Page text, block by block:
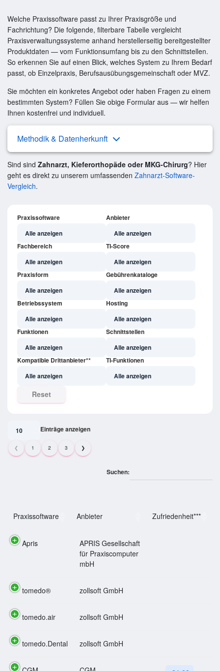
Welche Praxissoftware passt zu Ihrer Praxisgröße und
Fachrichtung? Die folgende, filterbare Tabelle vergleicht
Praxisverwaltungssysteme anhand herstellerseitig bereitgestellter
Produktdaten — vom Funktionsumfang bis zu den Schnittstellen.
So erkennen Sie auf einen Blick, welches System zu Ihrem Bedarf
passt, ob Einzelpraxis, Berufsausübungsgemeinschaft oder MVZ.
Sie möchten ein konkretes Angebot oder haben Fragen zu einem
bestimmten System? Füllen Sie obige Formular aus — wir helfen
Ihnen kostenfrei und individuell.
Methodik & Datenherkunft
Sind sind Zahnarzt, Kieferorthopäde oder MKG-Chirurg? Hier
geht es direkt zu unserem umfassenden Zahnarzt-Software-
Vergleich.
Praxissoftware Anbieter
Fachbereich TI-Score
Praxisform Gebührenkataloge
Betriebssystem Hosting
Funktionen Schnittstellen
Kompatible Drittanbieter** TI-Funktionen
Reset
Einträge anzeigen
❮ 1 2 3 ❯
Suchen:
Praxissoftware Anbieter
Zufriedenheit***
Praxissoftware
Apris
APRIS Gesellschaft
für Praxiscomputer
mbH
tomedo® zollsoft GmbH
tomedo.air zollsoft GmbH
tomedo.Dental zollsoft GmbH